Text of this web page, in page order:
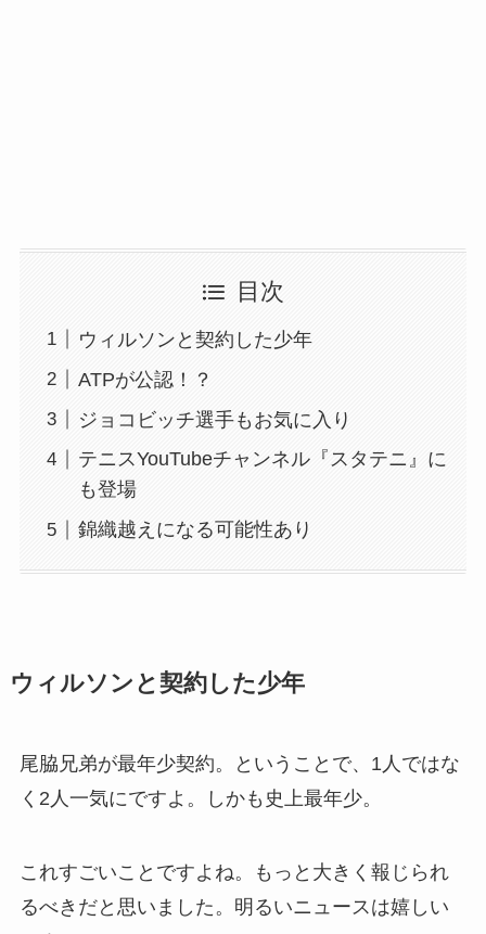
目次
ウィルソンと契約した少年
ATPが公認！？
ジョコビッチ選手もお気に入り
テニスYouTubeチャンネル『スタテニ』に
も登場
錦織越えになる可能性あり
ウィルソンと契約した少年
尾脇兄弟が最年少契約。ということで、1人ではな
く2人一気にですよ。しかも史上最年少。
これすごいことですよね。もっと大きく報じられ
るべきだと思いました。明るいニュースは嬉しい